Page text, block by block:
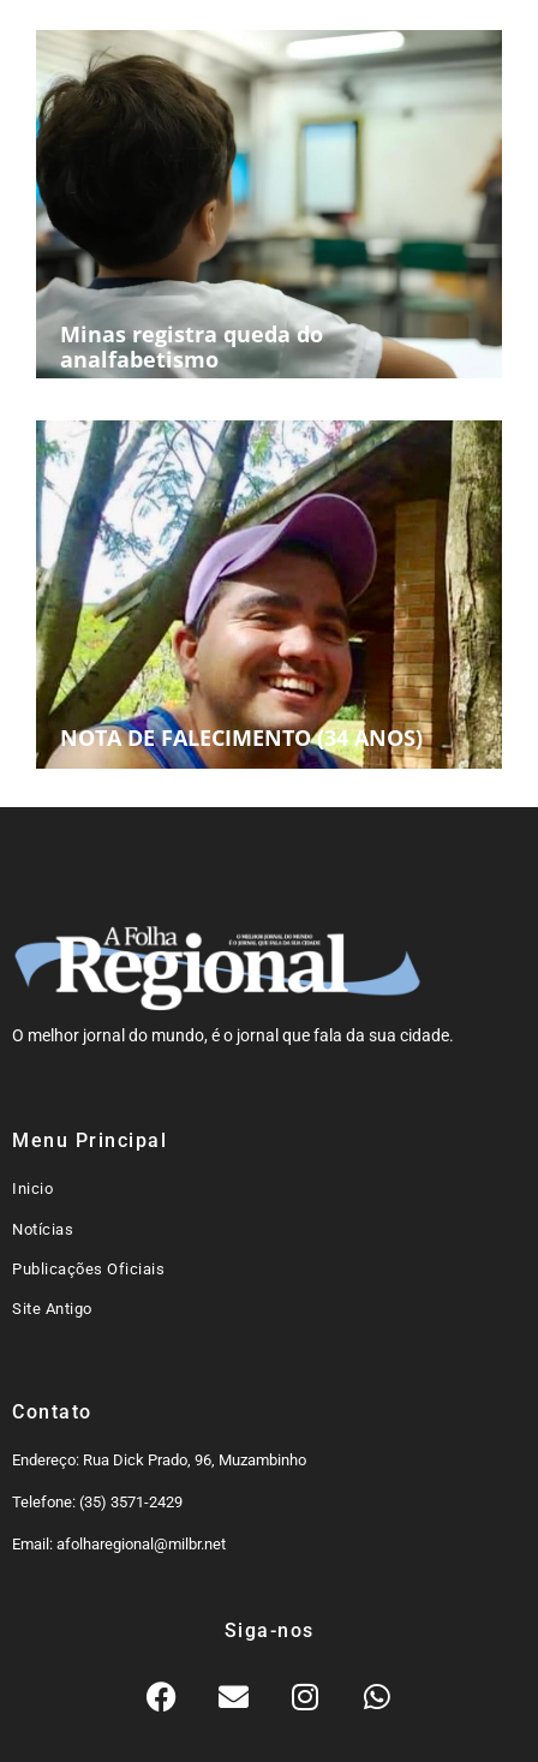
Minas registra queda do
analfabetismo
NOTA DE FALECIMENTO (34 ANOS)
O melhor jornal do mundo, é o jornal que fala da sua cidade.
Menu Principal
Inicio
Notícias
Publicações Oficiais
Site Antigo
Contato
Endereço: Rua Dick Prado, 96, Muzambinho
Telefone: (35) 3571-2429
Email: afolharegional@milbr.net
Siga-nos